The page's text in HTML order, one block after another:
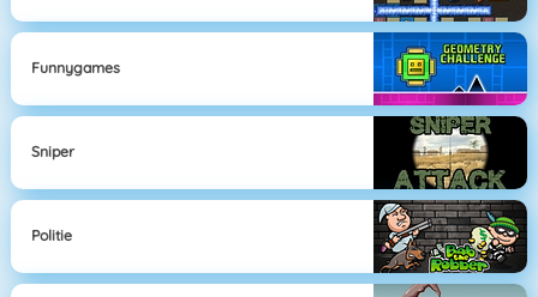
Funnygames
Sniper
Politie